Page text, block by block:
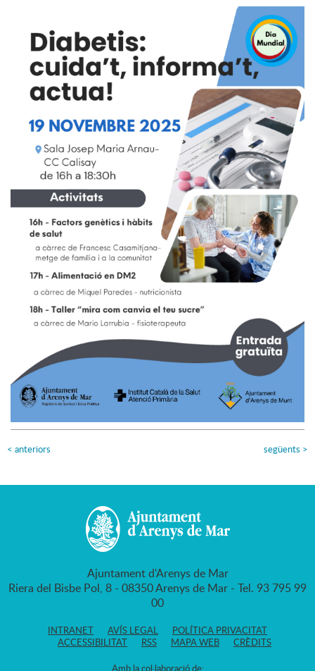
< anteriors següents >
Ajuntament d'Arenys de Mar
Riera del Bisbe Pol, 8 - 08350 Arenys de Mar - Tel. 93 795 99
00
INTRANET AVÍS LEGAL
POLÍTICA PRIVACITAT
ACCESSIBILITAT
RSS MAPA WEB CRÈDITS
Amb la col·laboració de: